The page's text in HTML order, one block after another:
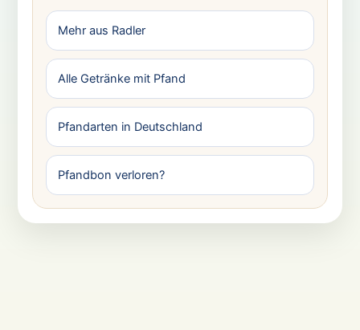
Mehr aus Radler
Alle Getränke mit Pfand
Pfandarten in Deutschland
Pfandbon verloren?